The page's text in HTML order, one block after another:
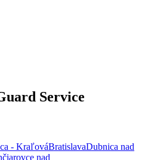
Service
- KraľováBratislavaDubnica nad
nad